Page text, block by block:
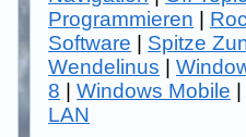
Programmieren
Software
Spitze
Wendelinus |
8 |Windows Mobile
LAN